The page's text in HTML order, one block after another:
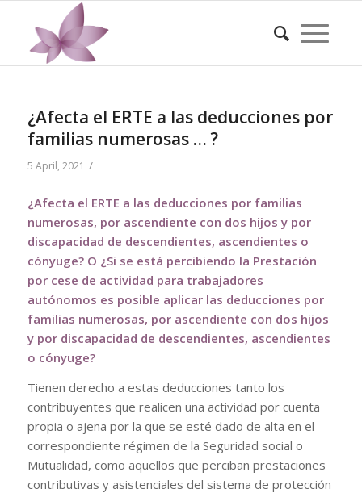
¿Afecta el ERTE a las deducciones por
familias numerosas … ?
5 April, 2021 /
¿Afecta el ERTE a las deducciones por familias
numerosas, por ascendiente con dos hijos y por
discapacidad de descendientes, ascendientes o
cónyuge? O ¿Si se está percibiendo la Prestación
por cese de actividad para trabajadores
autónomos es posible aplicar las deducciones por
familias numerosas, por ascendiente con dos hijos
y por discapacidad de descendientes, ascendientes
o cónyuge?
Tienen derecho a estas deducciones tanto los
contribuyentes que realicen una actividad por cuenta
propia o ajena por la que se esté dado de alta en el
correspondiente régimen de la Seguridad social o
Mutualidad, como aquellos que perciban prestaciones
contributivas y asistenciales del sistema de protección